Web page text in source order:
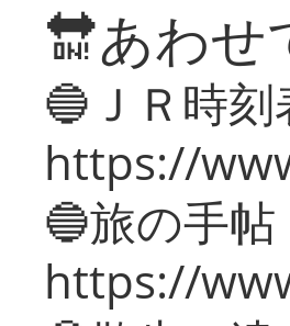
🔛あわせ
🔵ＪＲ時刻
https://
🔵旅の手帖
https://